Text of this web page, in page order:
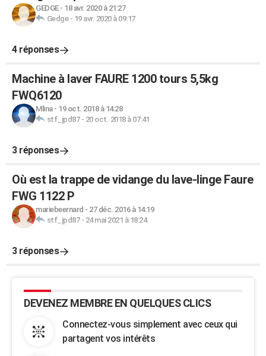
GEDGE- 18 avr. 2020 à 21:27
Gedge- 19 avr. 2020 à 09:17
4 réponses
Machine à laver FAURE 1200 tours 5,5kg
FWQ6120
Mlina- 19 oct. 2018 à 14:28
stf_jpd87- 20 oct. 2018 à 07:41
3 réponses
Où est la trappe de vidange du lave-linge Faure
FWG 1122 P
mariebeernard - 27 déc. 2016 à 14:19
stf_jpd87- 24 mai 2021 à 18:24
3 réponses
DEVENEZ MEMBRE EN QUELQUES CLICS
Connectez-vous simplement avec ceux qui
partagent vos intérêts